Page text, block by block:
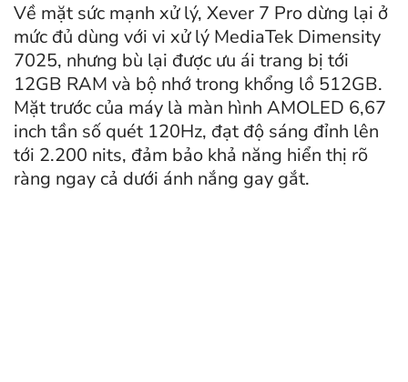
Về mặt sức mạnh xử lý, Xever 7 Pro dừng lại ở
mức đủ dùng với vi xử lý MediaTek Dimensity
7025, nhưng bù lại được ưu ái trang bị tới
12GB RAM và bộ nhớ trong khổng lồ 512GB.
Mặt trước của máy là màn hình AMOLED 6,67
inch tần số quét 120Hz, đạt độ sáng đỉnh lên
tới 2.200 nits, đảm bảo khả năng hiển thị rõ
ràng ngay cả dưới ánh nắng gay gắt.